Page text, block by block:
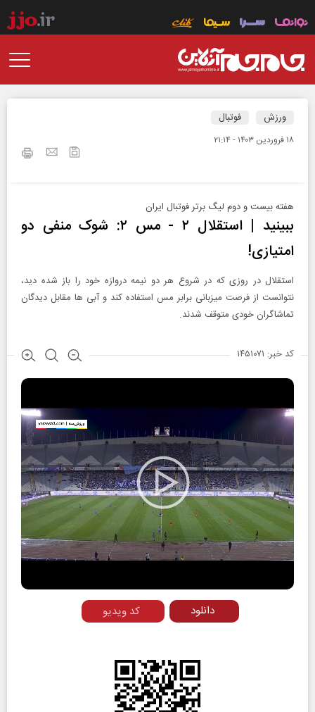
ورزش فوتبال
۱۸ فروردين ۱۴۰۳ - ۲۱:۱۴
هفته بیست و دوم لیگ برتر فوتبال ایران
ببینید | استقلال ۲ - مس ۲: شوک منفی دو
امتیازی!
استقلال در روزی که در شروع هر دو نیمه دروازه خود را باز شده دید،
نتوانست از فرصت میزبانی برابر مس استفاده کند و آبی ها مقابل دیدگان
تماشاگران خودی متوقف شدند.
کد خبر: ۱۴۵۱۰۷۱
Play
Video
کد ویدیو دانلود